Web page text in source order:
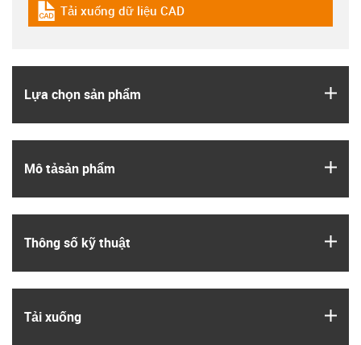
igus-icon-cad-dateien
Tải xuống dữ liệu CAD
Lựa chọn sản phẩm
Mô tả­sản phẩm
Thông số kỹ thuật
Tải xuống